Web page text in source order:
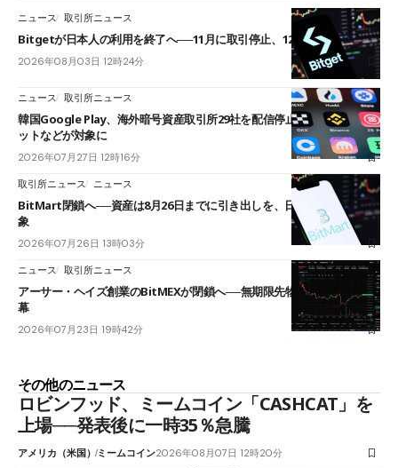
ニュース 取引所ニュース
Bitgetが日本人の利用を終了へ──11月に取引停止、12月末に強制決済
2026年08月03日 12時24分
ニュース 取引所ニュース
韓国Google Play、海外暗号資産取引所29社を配信停止──OKXやバイビ
ットなどが対象に
2026年07月27日 12時16分
取引所ニュース ニュース
BitMart閉鎖へ──資産は8月26日までに引き出しを、日本人利用者も対
象
2026年07月26日 13時03分
ニュース 取引所ニュース
アーサー・ヘイズ創業のBitMEXが閉鎖へ──無期限先物を生んだ11年に
幕
2026年07月23日 19時42分
その他のニュース
ロビンフッド、ミームコイン「CASHCAT」を
上場──発表後に一時35％急騰
アメリカ（米国）ミームコイン2026年08月07日 12時20分